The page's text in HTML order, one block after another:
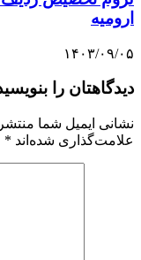
ارومیه
۱۴۰۳/۰۹/۰۵
دیدگاهتان را
نشانی ایمیل شما
علامت‌گذاری شده‌اند *